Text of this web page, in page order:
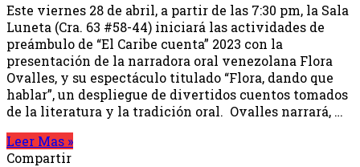
Este viernes 28 de abril, a partir de las 7:30 pm, la Sala
Luneta (Cra. 63 #58-44) iniciará las actividades de
preámbulo de “El Caribe cuenta” 2023 con la
presentación de la narradora oral venezolana Flora
Ovalles, y su espectáculo titulado “Flora, dando que
hablar”, un despliegue de divertidos cuentos tomados
de la literatura y la tradición oral. Ovalles narrará, …
Leer Mas »
Compartir